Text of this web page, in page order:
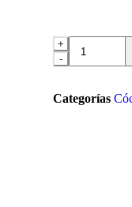
+
-
Categorías